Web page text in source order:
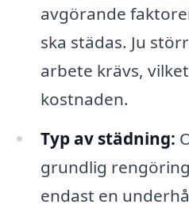
avgörande
ska städas. Ju
arbete krävs,
kostnaden.
Typ av städning:
grundlig
endast en